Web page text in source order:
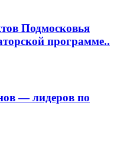
Подмосковья
программе..
— лидеров по